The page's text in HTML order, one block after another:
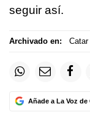
seguir así.
Archivado en: Catar
Añade a La Voz